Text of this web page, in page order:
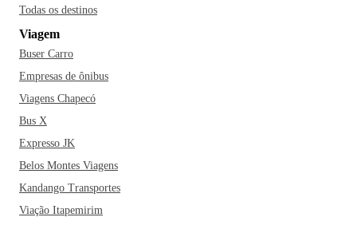
Todas os destinos
Viagem
Buser Carro
Empresas de ônibus
Viagens Chapecó
Bus X
Expresso JK
Belos Montes Viagens
Kandango Transportes
Viação Itapemirim